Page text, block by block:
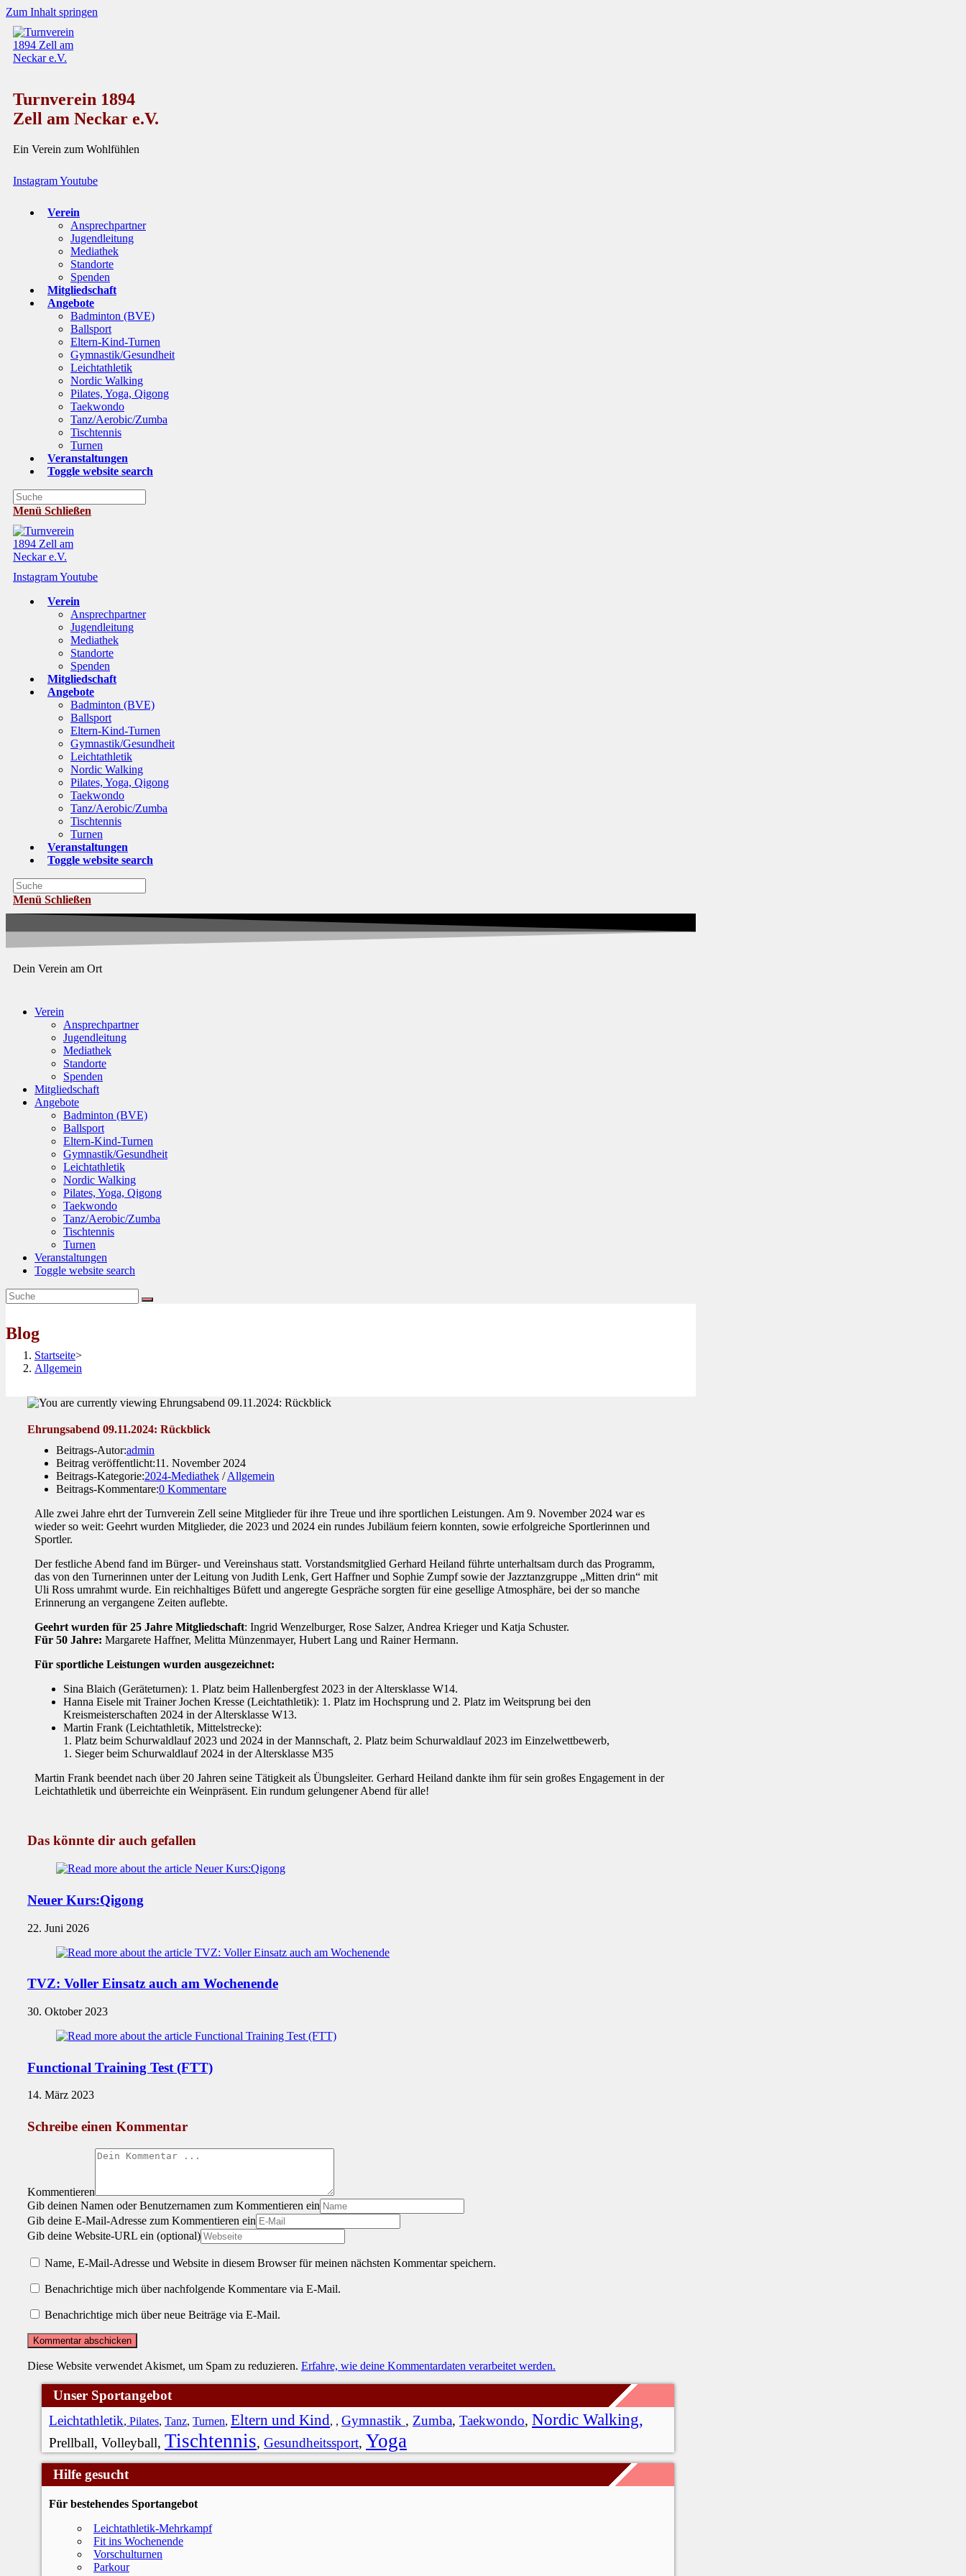
Zum Inhalt springen
Turnverein 1894
Zell am Neckar e.V.
Ein Verein zum Wohlfühlen
InstagramYoutube
Verein
Ansprechpartner
Jugendleitung
Mediathek
Standorte
Spenden
Mitgliedschaft
Angebote
Badminton (BVE)
Ballsport
Eltern-Kind-Turnen
Gymnastik/Gesundheit
Leichtathletik
Nordic Walking
Pilates, Yoga, Qigong
Taekwondo
Tanz/Aerobic/Zumba
Tischtennis
Turnen
Veranstaltungen
Toggle website search
Menü Schließen
InstagramYoutube
Verein
Ansprechpartner
Jugendleitung
Mediathek
Standorte
Spenden
Mitgliedschaft
Angebote
Badminton (BVE)
Ballsport
Eltern-Kind-Turnen
Gymnastik/Gesundheit
Leichtathletik
Nordic Walking
Pilates, Yoga, Qigong
Taekwondo
Tanz/Aerobic/Zumba
Tischtennis
Turnen
Veranstaltungen
Toggle website search
Menü Schließen
Dein Verein am Ort
Verein
Ansprechpartner
Jugendleitung
Mediathek
Standorte
Spenden
Mitgliedschaft
Angebote
Badminton (BVE)
Ballsport
Eltern-Kind-Turnen
Gymnastik/Gesundheit
Leichtathletik
Nordic Walking
Pilates, Yoga, Qigong
Taekwondo
Tanz/Aerobic/Zumba
Tischtennis
Turnen
Veranstaltungen
Toggle website search
Blog
Startseite>
Allgemein
Ehrungsabend 09.11.2024: Rückblick
Beitrags-Autor:admin
Beitrag veröffentlicht:11. November 2024
Beitrags-Kategorie:2024-Mediathek / Allgemein
Beitrags-Kommentare:0 Kommentare
Alle zwei Jahre ehrt der Turnverein Zell seine Mitglieder für ihre Treue und ihre sportlichen Leistungen. Am 9. November 2024 war es
wieder so weit: Geehrt wurden Mitglieder, die 2023 und 2024 ein rundes Jubiläum feiern konnten, sowie erfolgreiche Sportlerinnen und
Sportler.
Der festliche Abend fand im Bürger- und Vereinshaus statt. Vorstandsmitglied Gerhard Heiland führte unterhaltsam durch das Programm,
das von den Turnerinnen unter der Leitung von Judith Lenk, Gert Haffner und Sophie Zumpf sowie der Jazztanzgruppe „Mitten drin“ mit
Uli Ross umrahmt wurde. Ein reichhaltiges Büfett und angeregte Gespräche sorgten für eine gesellige Atmosphäre, bei der so manche
Erinnerung an vergangene Zeiten auflebte.
Geehrt wurden für 25 Jahre Mitgliedschaft: Ingrid Wenzelburger, Rose Salzer, Andrea Krieger und Katja Schuster.
Für 50 Jahre: Margarete Haffner, Melitta Münzenmayer, Hubert Lang und Rainer Hermann.
Für sportliche Leistungen wurden ausgezeichnet:
Sina Blaich (Geräteturnen): 1. Platz beim Hallenbergfest 2023 in der Altersklasse W14.
Hanna Eisele mit Trainer Jochen Kresse (Leichtathletik): 1. Platz im Hochsprung und 2. Platz im Weitsprung bei den
Kreismeisterschaften 2024 in der Altersklasse W13.
Martin Frank (Leichtathletik, Mittelstrecke):
1. Platz beim Schurwaldlauf 2023 und 2024 in der Mannschaft, 2. Platz beim Schurwaldlauf 2023 im Einzelwettbewerb,
1. Sieger beim Schurwaldlauf 2024 in der Altersklasse M35
Martin Frank beendet nach über 20 Jahren seine Tätigkeit als Übungsleiter. Gerhard Heiland dankte ihm für sein großes Engagement in der
Leichtathletik und überreichte ein Weinpräsent. Ein rundum gelungener Abend für alle!
Das könnte dir auch gefallen
Neuer Kurs:Qigong
22. Juni 2026
TVZ: Voller Einsatz auch am Wochenende
30. Oktober 2023
Functional Training Test (FTT)
14. März 2023
Schreibe einen Kommentar
Kommentieren
Gib deinen Namen oder Benutzernamen zum Kommentieren ein
Gib deine E-Mail-Adresse zum Kommentieren ein
Gib deine Website-URL ein (optional)
Name, E-Mail-Adresse und Website in diesem Browser für meinen nächsten Kommentar speichern.
Benachrichtige mich über nachfolgende Kommentare via E-Mail.
Benachrichtige mich über neue Beiträge via E-Mail.
Diese Website verwendet Akismet, um Spam zu reduzieren. Erfahre, wie deine Kommentardaten verarbeitet werden.
Unser Sportangebot
Leichtathletik, Pilates, Tanz, Turnen, Eltern und Kind, , Gymnastik , Zumba, Taekwondo, Nordic Walking,
Prellball, Volleyball, Tischtennis, Gesundheitssport, Yoga
Hilfe gesucht
Für bestehendes Sportangebot
Leichtathletik-Mehrkampf
Fit ins Wochenende
Vorschulturnen
Parkour